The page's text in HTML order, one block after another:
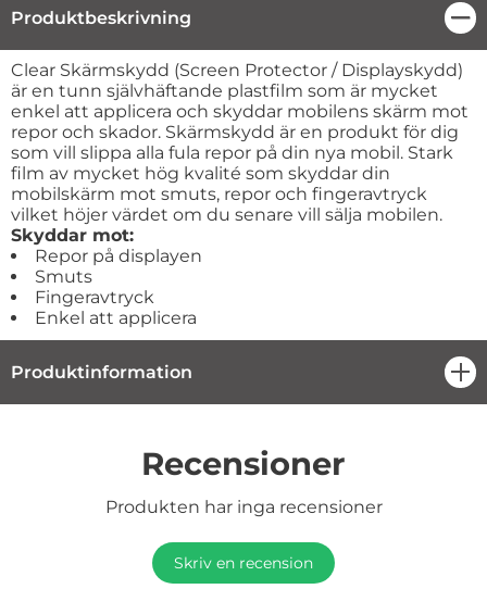
Produktbeskrivning
Produktbeskrivning
Clear Skärmskydd (Screen Protector / Displayskydd)
är en tunn självhäftande plastfilm som är mycket
enkel att applicera och skyddar mobilens skärm mot
repor och skador. Skärmskydd är en produkt för dig
som vill slippa alla fula repor på din nya mobil. Stark
film av mycket hög kvalité som skyddar din
mobilskärm mot smuts, repor och fingeravtryck
vilket höjer värdet om du senare vill sälja mobilen.
Skyddar mot:
Repor på displayen
Smuts
Fingeravtryck
Enkel att applicera
Produktinformation
Recensioner
Produkten har inga recensioner
Skriv en recension